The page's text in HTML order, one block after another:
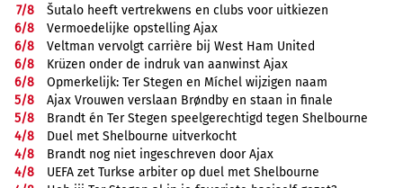
7/8
Šutalo heeft vertrekwens en clubs voor uitkiezen
6/8
Vermoedelijke opstelling Ajax
6/8
Veltman vervolgt carrière bij West Ham United
6/8
Krüzen onder de indruk van aanwinst Ajax
6/8
Opmerkelijk: Ter Stegen en Míchel wijzigen naam
5/8
Ajax Vrouwen verslaan Brøndby en staan in finale
5/8
Brandt én Ter Stegen speelgerechtigd tegen Shelbourne
4/8
Duel met Shelbourne uitverkocht
4/8
Brandt nog niet ingeschreven door Ajax
4/8
UEFA zet Turkse arbiter op duel met Shelbourne